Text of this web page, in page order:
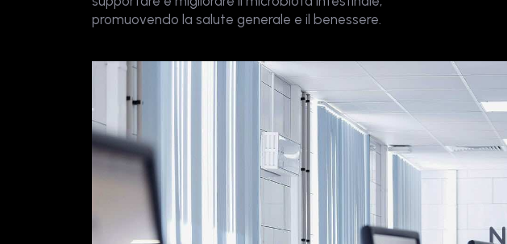
promuovendo la salute generale e il benessere.